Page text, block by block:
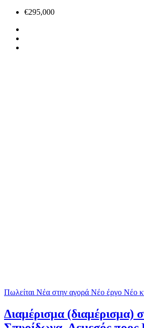
€295,000
Πωλείται Νέα στην αγορά Νέο έργο Νέο
Διαμέρισμα (διαμέρισμα)